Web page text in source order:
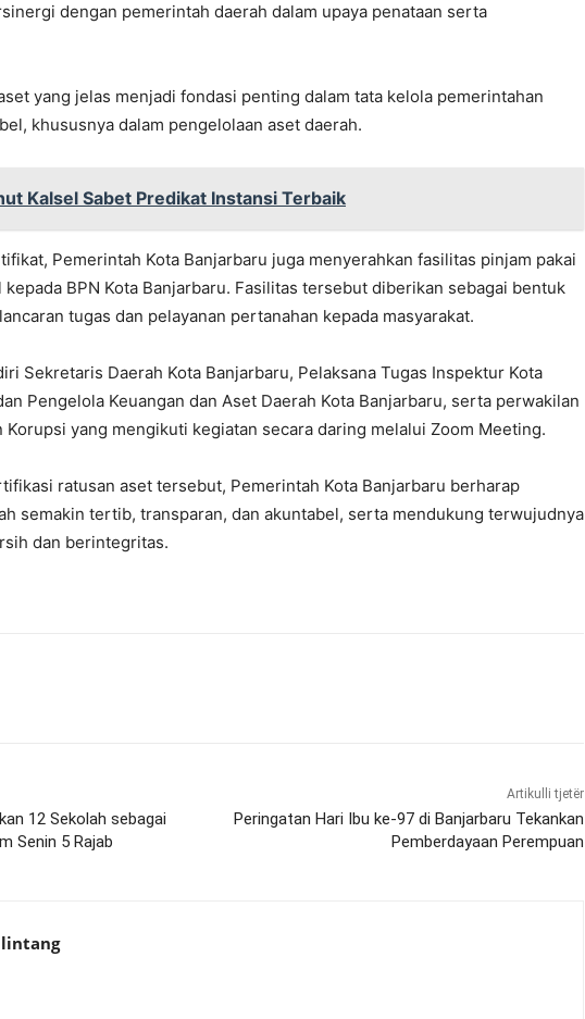
dengan pemerintah daerah dalam upaya penataan serta
yang jelas menjadi fondasi penting dalam tata kelola pemerintahan
khususnya dalam pengelolaan aset daerah.
Kalsel Sabet Predikat Instansi Terbaik
Pemerintah Kota Banjarbaru juga menyerahkan fasilitas pinjam pakai
BPN Kota Banjarbaru. Fasilitas tersebut diberikan sebagai bentuk
tugas dan pelayanan pertanahan kepada masyarakat.
Sekretaris Daerah Kota Banjarbaru, Pelaksana Tugas Inspektur Kota
Pengelola Keuangan dan Aset Daerah Kota Banjarbaru, serta perwakilan
Korupsi yang mengikuti kegiatan secara daring melalui Zoom Meeting.
ratusan aset tersebut, Pemerintah Kota Banjarbaru berharap
semakin tertib, transparan, dan akuntabel, serta mendukung terwujudnya
dan berintegritas.
12 Sekolah sebagai
Senin 5 Rajab
Artikulli tjetër
Peringatan Hari Ibu ke-97 di Banjarbaru Tekankan
Pemberdayaan Perempuan
lintang